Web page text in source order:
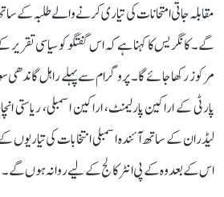
مقابلہ جاتی امتحانات کی تیاری کرنے والے طلبہ کے
گے۔ کانگریس کا کہنا ہے کہ اس گفتگو کو سیاسی
مرکوز رکھا جائے گا۔ پروگرام سے پہلے راہل
پارٹی کے اراکین پارلیمنٹ، اراکین اسمبلی، ریاستی
لیڈران کے ساتھ آئندہ اسمبلی انتخابات کی
اس کے بعد وہ کے پی انٹر کالج کے لیے روانہ ہوں گے۔